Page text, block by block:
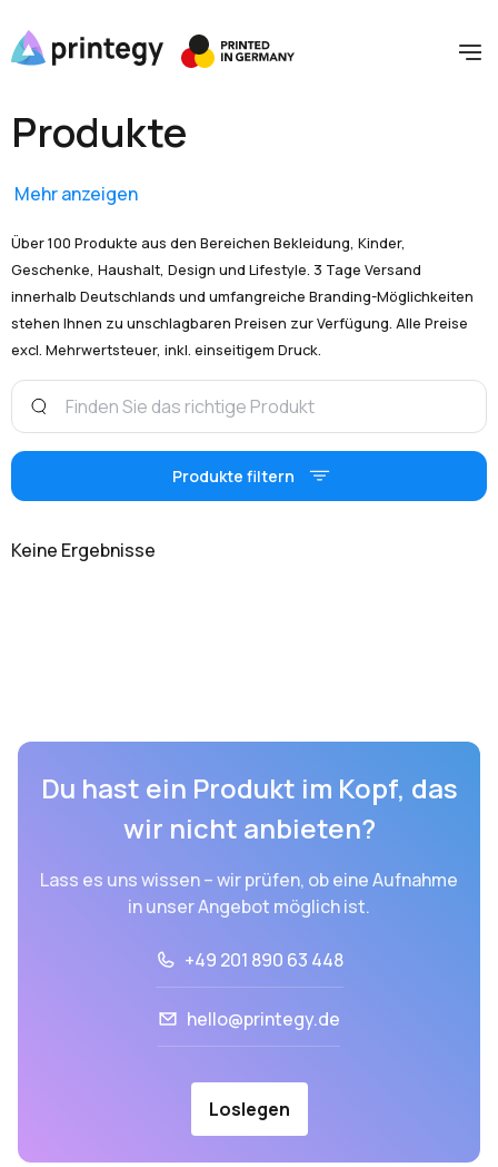
Produkte
Mehr anzeigen
Über 100 Produkte aus den Bereichen Bekleidung, Kinder,
Geschenke, Haushalt, Design und Lifestyle. 3 Tage Versand
innerhalb Deutschlands und umfangreiche Branding-Möglichkeiten
stehen Ihnen zu unschlagbaren Preisen zur Verfügung. Alle Preise
excl. Mehrwertsteuer, inkl. einseitigem Druck.
Produkte filtern
Keine Ergebnisse
Du hast ein Produkt im Kopf, das
wir nicht anbieten?
Lass es uns wissen – wir prüfen, ob eine Aufnahme
in unser Angebot möglich ist.
+49 201 890 63 448
hello@printegy.de
Loslegen